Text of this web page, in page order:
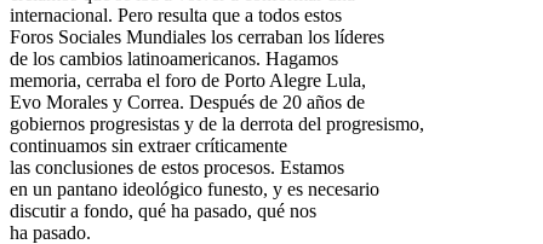
internacional. Pero resulta que a todos estos
Foros Sociales Mundiales los cerraban los líderes
de los cambios latinoamericanos. Hagamos
memoria, cerraba el foro de Porto Alegre Lula,
Evo Morales y Correa. Después de 20 años de
gobiernos progresistas y de la derrota del progresismo,
continuamos sin extraer críticamente
las conclusiones de estos procesos. Estamos
en un pantano ideológico funesto, y es necesario
discutir a fondo, qué ha pasado, qué nos
ha pasado.